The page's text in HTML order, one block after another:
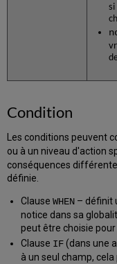
si
Condition
Les conditions peuvent
ou à un niveau d'action
conséquences
définie.
Clause WHEN– définit
notice dans sa
peut être choisie
Clause IF(dans une
à un seul champ,